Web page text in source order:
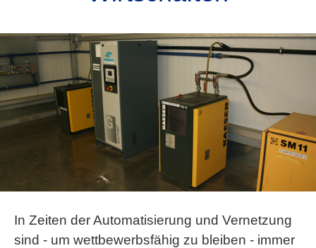
In Zeiten der Automatisierung und Vernetzung
sind - um wettbewerbsfähig zu bleiben - immer